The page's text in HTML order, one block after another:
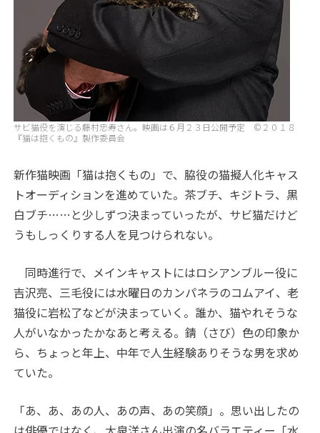
サビ猫役を演じる藤村忠寿さん。映画は６月２３日公開予定 ©２０１８
『猫は抱くもの』製作委員会
新作猫映画「猫は抱くもの」で、脇役の猫擬人化キャス
トオーディションを進めていた。茶ブチ、キジトラ、黒
白ブチ……と少しずつ決まっていったが、サビ猫だけど
うもしっくりする人を見つけられない。
同時進行で、メインキャストにはロシアンブルー役に
吉沢亮、三毛役には水曜日のカンパネラのコムアイ、老
猫役に岩松了などが決まっていく。誰か、猫やれそうな
人がいなかったかなあと考える。錆（さび）色の印象か
ら、ちょっと年上、中年で人生経験ありそうな男を求め
ていた。
「あ、あ、あの人、あの声、あの笑顔」。思い出したの